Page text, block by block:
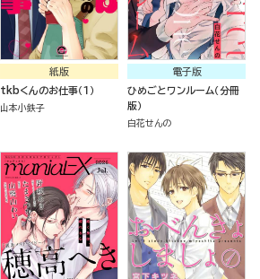
紙版
tkbくんのお仕事（１）
山本小鉄子
電子版
ひめごとワンルーム（分冊
版）
白花せんの